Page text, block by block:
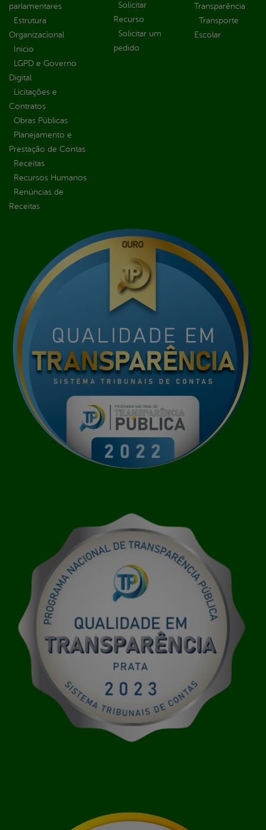
parlamentares
Estrutura
Organizacional
Inicio
LGPD e Governo
Digital
Licitações e
Contratos
Obras Públicas
Planejamento e
Prestação de Contas
Receitas
Recursos Humanos
Renúncias de
Receitas
Solicitar
Recurso
Solicitar um
pedido
Transparência
Transporte
Escolar